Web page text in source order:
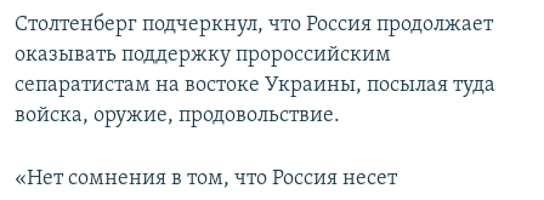
Столтенберг подчеркнул, что Россия продолжает
оказывать поддержку пророссийским
сепаратистам на востоке Украины, посылая туда
войска, оружие, продовольствие.
«Нет сомнения в том, что Россия несет